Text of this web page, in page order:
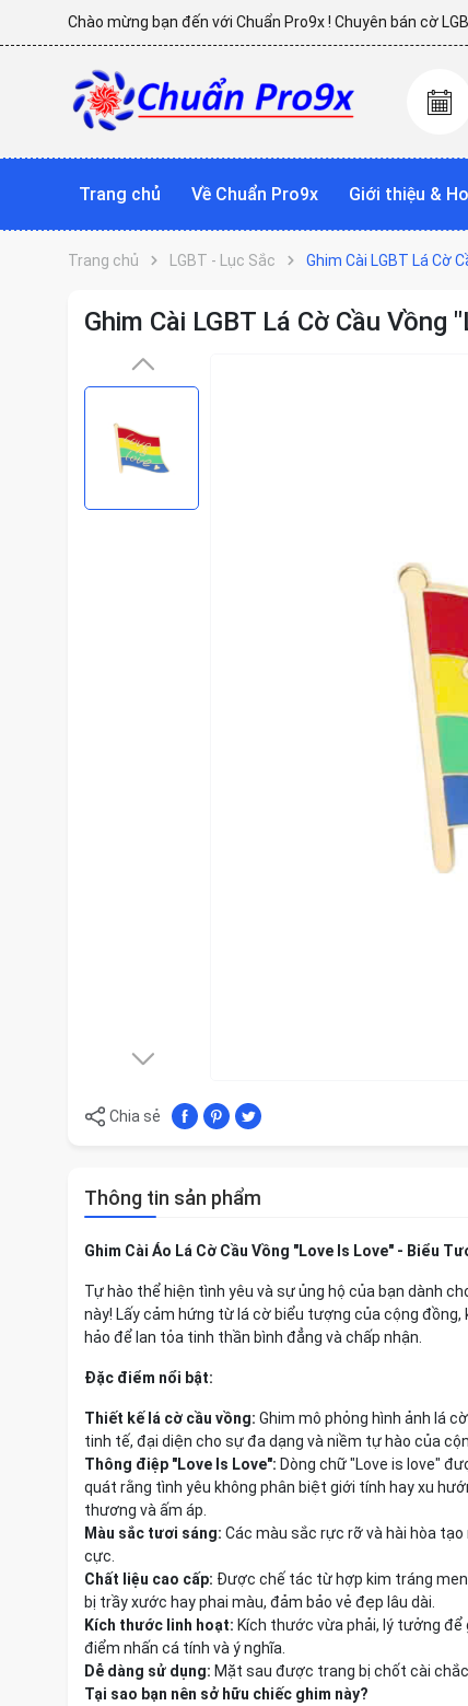
Chào mừng bạn đến với Chuẩn Pro9x ! Chuyên bán cờ
Trang chủ Về Chuẩn Pro9x Giới thiệu &
Trang chủ LGBT - Lục Sắc Ghim Cài LGBT Lá Cờ
Ghim Cài LGBT Lá Cờ Cầu Vồng
Chia sẻ
Thông tin sản phẩm
Ghim Cài Áo Lá Cờ Cầu Vồng "Love Is Love" - Biểu
Tự hào thể hiện tình yêu và sự ủng hộ của bạn dành
này! Lấy cảm hứng từ lá cờ biểu tượng của cộng
hảo để lan tỏa tinh thần bình đẳng và chấp nhận.
Đặc điểm nổi bật:
Thiết kế lá cờ cầu vồng: Ghim mô phỏng hình ảnh lá
tinh tế, đại diện cho sự đa dạng và niềm tự hào của
Thông điệp "Love Is Love": Dòng chữ "Love is love"
quát rằng tình yêu không phân biệt giới tính hay xu
thương và ấm áp.
Màu sắc tươi sáng: Các màu sắc rực rỡ và hài hòa
cực.
Chất liệu cao cấp: Được chế tác từ hợp kim tráng
bị trầy xước hay phai màu, đảm bảo vẻ đẹp lâu dài.
Kích thước linh hoạt: Kích thước vừa phải, lý tưởng để
điểm nhấn cá tính và ý nghĩa.
Dễ dàng sử dụng: Mặt sau được trang bị chốt cài
Tại sao bạn nên sở hữu chiếc ghim này?